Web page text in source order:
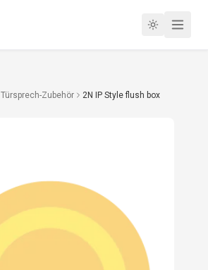
Türsprech-Zubehör 2N IP Style flush box